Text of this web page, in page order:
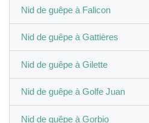
Nid de guêpe à Falicon
Nid de guêpe à Gattières
Nid de guêpe à Gilette
Nid de guêpe à Golfe Juan
Nid de guêpe à Gorbio